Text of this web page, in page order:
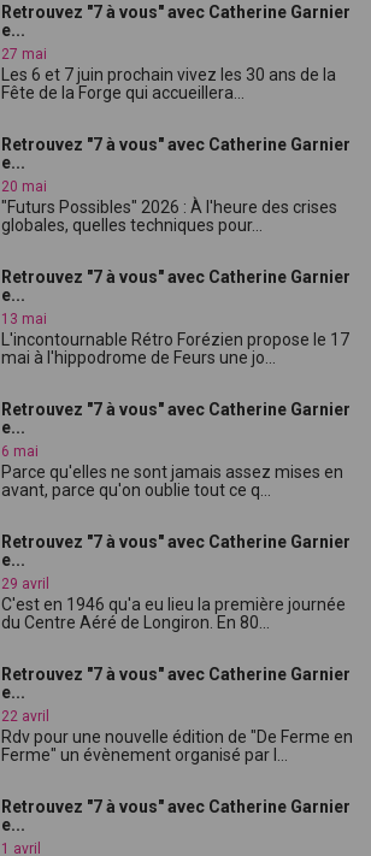
Retrouvez "7 à vous" avec Catherine Garnier
e...
27 mai
Les 6 et 7 juin prochain vivez les 30 ans de la
Fête de la Forge qui accueillera...
Retrouvez "7 à vous" avec Catherine Garnier
e...
20 mai
"Futurs Possibles" 2026 : À l'heure des crises
globales, quelles techniques pour...
Retrouvez "7 à vous" avec Catherine Garnier
e...
13 mai
L'incontournable Rétro Forézien propose le 17
mai à l'hippodrome de Feurs une jo...
Retrouvez "7 à vous" avec Catherine Garnier
e...
6 mai
Parce qu'elles ne sont jamais assez mises en
avant, parce qu'on oublie tout ce q...
Retrouvez "7 à vous" avec Catherine Garnier
e...
29 avril
C'est en 1946 qu'a eu lieu la première journée
du Centre Aéré de Longiron. En 80...
Retrouvez "7 à vous" avec Catherine Garnier
e...
22 avril
Rdv pour une nouvelle édition de "De Ferme en
Ferme" un évènement organisé par l...
Retrouvez "7 à vous" avec Catherine Garnier
e...
1 avril